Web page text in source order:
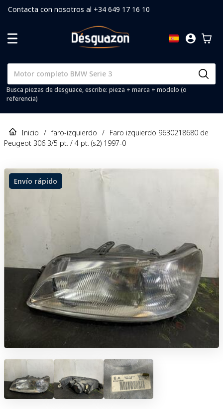
Contacta con nosotros al +34 649 17 16 10
Busca piezas de desguace, escribe: pieza + marca + modelo (o
referencia)
Inicio / faro-izquierdo / Faro izquierdo 9630218680 de
Peugeot 306 3/5 pt. / 4 pt. (s2) 1997-0
Envío rápido